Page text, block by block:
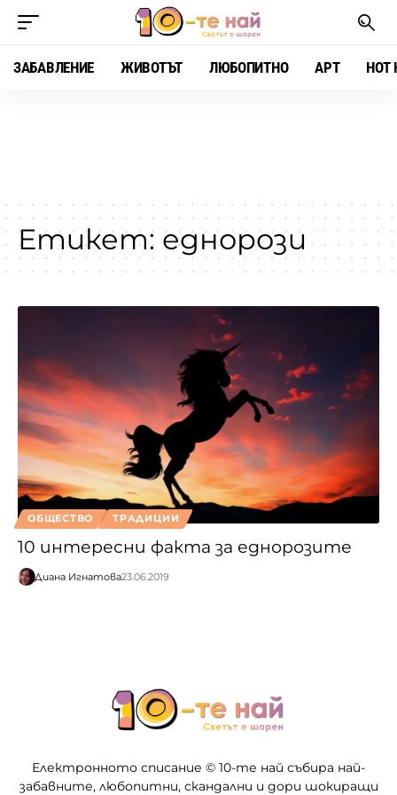
ЗАБАВЛЕНИЕ ЖИВОТЪТ ЛЮБОПИТНО АРТ HOT
Етикет: еднорози
ОБЩЕСТВО ТРАДИЦИИ
10 интересни факта за еднорозите
Диана Игнатова23.06.2019
Електронното списание © 10-те най събира най-
забавните, любопитни, скандални и дори шокиращи